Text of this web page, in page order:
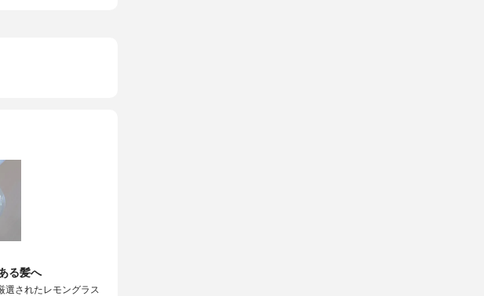
る髪へ
選されたレモングラス